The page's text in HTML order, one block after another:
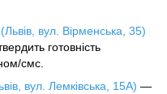
вул. Вірменська, 35)
готовність
смс.
вул. Лемківська, 15А) —